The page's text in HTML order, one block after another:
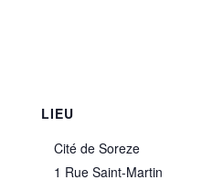
LIEU
Cité de Soreze
1 Rue Saint-Martin